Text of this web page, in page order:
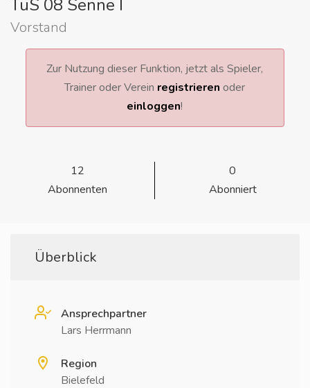
TuS 08 Senne I
Vorstand
Zur Nutzung dieser Funktion, jetzt als Spieler,
Trainer oder Verein registrieren oder
einloggen!
12
Abonnenten
0
Abonniert
Überblick
Ansprechpartner
Lars Herrmann
Region
Bielefeld